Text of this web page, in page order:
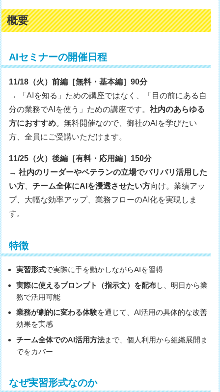
概要
AIセミナーの開催日程
11/18（火）前編［無料・基本編］90分
→ 「AIを知る」ための講座ではなく、「目の前にある自
分の業務でAIを使う」ための講座です。社内のあらゆる
方におすすめ。無料開催なので、御社のAIを学びたい
方、全員にご受講いただけます。
11/25（火）後編［有料・応用編］150分
→社内のリーダーやベテランの立場でバリバリ活用した
い方 、チーム全体にAIを浸透させたい方向け。業績アッ
プ、大幅な効率アップ、業務フローのAI化を実現しま
す。
特徴
実習形式で実際に手を動かしながらAIを習得
実際に使えるプロンプト（指示文）を配布し、明日から業
務で活用可能
業務が劇的に変わる体験を通じて、AI活用の具体的な改善
効果を実感
チーム全体でのAI活用方法まで、個人利用から組織展開ま
でをカバー
なぜ実習形式なのか